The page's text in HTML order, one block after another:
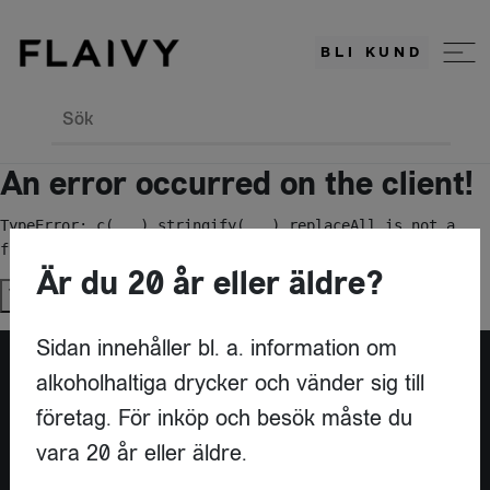
BLI KUND
Sök
An error occurred on the client!
TypeError: c(...).stringify(...).replaceAll is not a
function
Try again
Är du leverantör?
Är du 20 år eller äldre?
Sidan innehåller bl. a. information om
alkoholhaltiga drycker och vänder sig till
företag. För inköp och besök måste du
vara 20 år eller äldre.